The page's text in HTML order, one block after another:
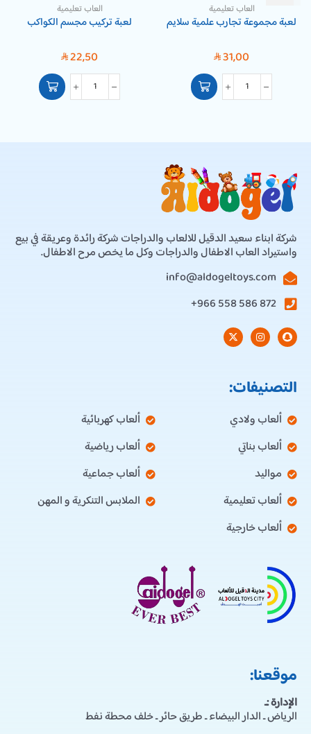
العاب تعليمية
لعبة مجموعة تجارب علمية سلايم
SAR31,00
العاب تعليمية
لعبة تركيب مجسم الكواكب
SAR22,50
شركة ابناء سعيد الدقيل للالعاب والدراجات شركة رائدة وعريقة في بيع
واستيراد العاب الاطفال والدراجات وكل ما يخص مرح الاطفال.
info@aldogeltoys.com
872 586 558 966+
التصنيفات:
ألعاب ولادي
ألعاب بناتي
مواليد
ألعاب تعليمية
ألعاب خارجية
ألعاب كهربائية
ألعاب رياضية
ألعاب جماعية
الملابس التنكرية و المهن
موقعنا:
الإدارة :ـ
الرياض ـ الدار البيضاء ـ طريق حائر ـ خلف محطة نفط